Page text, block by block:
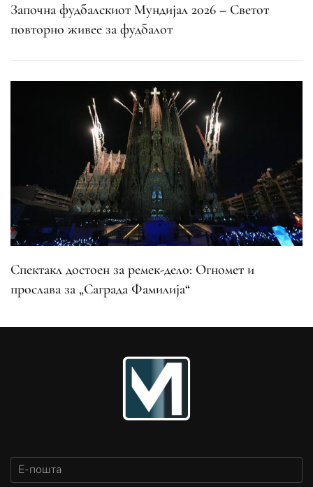
Започна фудбалскиот Мундијал 2026 – Светот
повторно живее за фудбалот
Спектакл достоен за ремек-дело: Огномет и
прослава за „Саграда Фамилија“